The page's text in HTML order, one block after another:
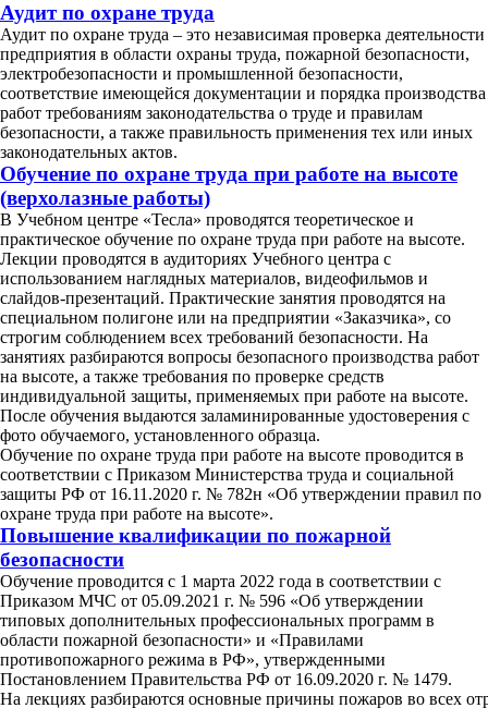
Аудит по охране труда
Аудит по охране труда – это независимая проверка деятельности
предприятия в области охраны труда, пожарной безопасности,
электробезопасности и промышленной безопасности,
соответствие имеющейся документации и порядка производства
работ требованиям законодательства о труде и правилам
безопасности, а также правильность применения тех или иных
законодательных актов.
Обучение по охране труда при работе на высоте
(верхолазные работы)
В Учебном центре «Тесла» проводятся теоретическое и
практическое обучение по охране труда при работе на высоте.
Лекции проводятся в аудиториях Учебного центра с
использованием наглядных материалов, видеофильмов и
слайдов-презентаций. Практические занятия проводятся на
специальном полигоне или на предприятии «Заказчика», со
строгим соблюдением всех требований безопасности. На
занятиях разбираются вопросы безопасного производства работ
на высоте, а также требования по проверке средств
индивидуальной защиты, применяемых при работе на высоте.
После обучения выдаются заламинированные удостоверения с
фото обучаемого, установленного образца.
Обучение по охране труда при работе на высоте проводится в
соответствии с Приказом Министерства труда и социальной
защиты РФ от 16.11.2020 г. № 782н «Об утверждении правил по
охране труда при работе на высоте».
Повышение квалификации по пожарной
безопасности
Обучение проводится с 1 марта 2022 года в соответствии с
Приказом МЧС от 05.09.2021 г. № 596 «Об утверждении
типовых дополнительных профессиональных программ в
области пожарной безопасности» и «Правилами
противопожарного режима в РФ», утвержденными
Постановлением Правительства РФ от 16.09.2020 г. № 1479.
На лекциях разбираются основные причины пожаров во всех